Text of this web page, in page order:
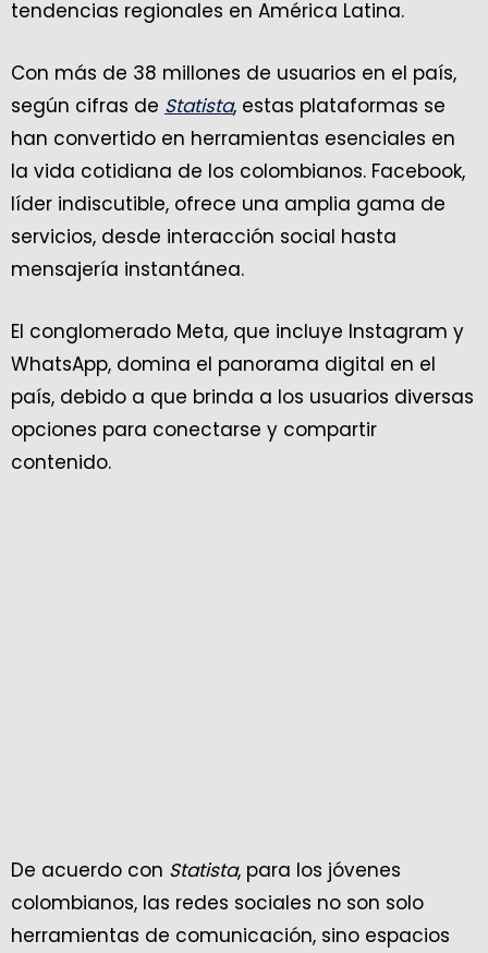
tendencias regionales en América Latina.
Con más de 38 millones de usuarios en el país,
según cifras de Statista, estas plataformas se
han convertido en herramientas esenciales en
la vida cotidiana de los colombianos. Facebook,
líder indiscutible, ofrece una amplia gama de
servicios, desde interacción social hasta
mensajería instantánea.
El conglomerado Meta, que incluye Instagram y
WhatsApp, domina el panorama digital en el
país, debido a que brinda a los usuarios diversas
opciones para conectarse y compartir
contenido.
De acuerdo con Statista, para los jóvenes
colombianos, las redes sociales no son solo
herramientas de comunicación, sino espacios